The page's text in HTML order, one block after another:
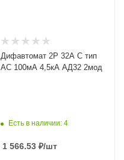
Дифавтомат 2Р 32А C тип
AC 100мА 4,5кА АД32 2мод
Есть в наличии: 4
1 566.53 ₽/шт